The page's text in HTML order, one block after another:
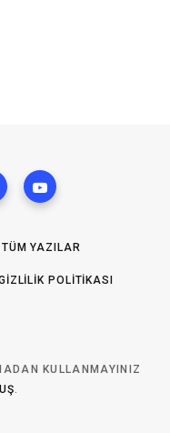
TÜM YAZILAR
POLITIKASI
KULLANMAYINIZ
.